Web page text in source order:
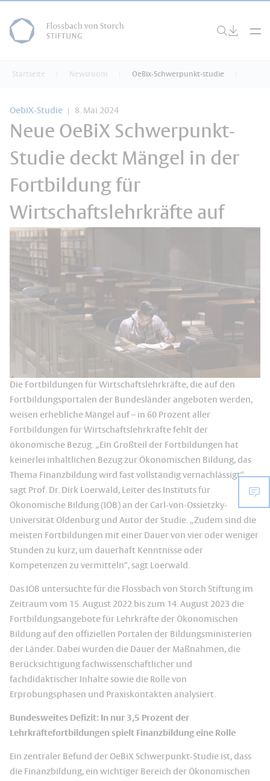
Startseite Newsroom OeBix-Schwerpunkt-studie
OebiX-Studie 8. Mai 2024
Neue OeBiX Schwerpunkt-
Studie deckt Mängel in der
Fortbildung für
Wirtschaftslehrkräfte auf
Die Fortbildungen für Wirtschaftslehrkräfte, die auf den
Fortbildungsportalen der Bundesländer angeboten werden,
weisen erhebliche Mängel auf – in 60 Prozent aller
Fortbildungen für Wirtschaftslehrkräfte fehlt der
ökonomische Bezug. „Ein Großteil der Fortbildungen hat
keinerlei inhaltlichen Bezug zur Ökonomischen Bildung, das
Thema Finanzbildung wird fast vollständig vernachlässigt“,
sagt Prof. Dr. Dirk Loerwald, Leiter des Instituts für
Ökonomische Bildung (IÖB) an der Carl-von-Ossietzky-
Universität Oldenburg und Autor der Studie. „Zudem sind die
meisten Fortbildungen mit einer Dauer von vier oder weniger
Stunden zu kurz, um dauerhaft Kenntnisse oder
Kompetenzen zu vermitteln“, sagt Loerwald.
Das IÖB untersuchte für die Flossbach von Storch Stiftung im
Zeitraum vom 15. August 2022 bis zum 14. August 2023 die
Fortbildungsangebote für Lehrkräfte der Ökonomischen
Bildung auf den offiziellen Portalen der Bildungsministerien
der Länder. Dabei wurden die Dauer der Maßnahmen, die
Berücksichtigung fachwissenschaftlicher und
fachdidaktischer Inhalte sowie die Rolle von
Erprobungsphasen und Praxiskontakten analysiert.
Bundesweites Defizit: In nur 3,5 Prozent der
Lehrkräftefortbildungen spielt Finanzbildung eine Rolle
Ein zentraler Befund der OeBiX Schwerpunkt-Studie ist, dass
die Finanzbildung, ein wichtiger Bereich der Ökonomischen